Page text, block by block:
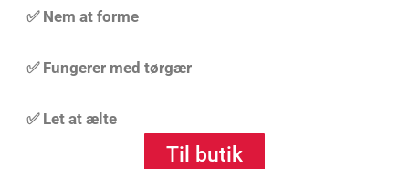
✅ Nem at forme
✅ Fungerer med tørgær
✅ Let at ælte
Til butik